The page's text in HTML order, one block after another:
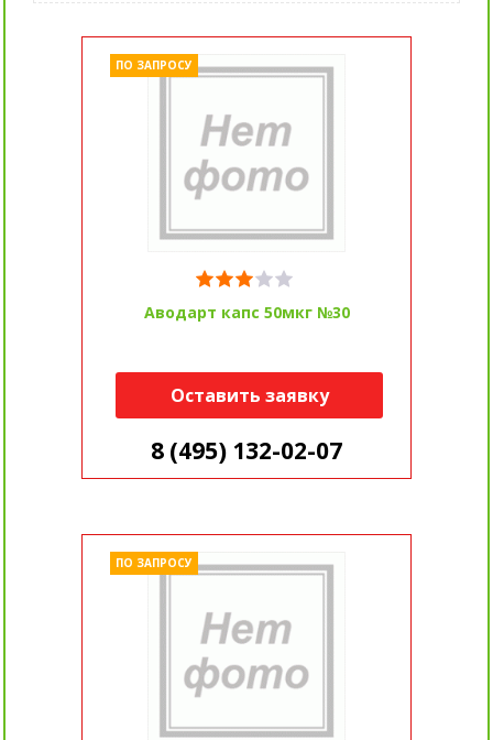
Аводарт капс 50мкг №30
ПО ЗАПРОСУ
Оставить заявку
8 (495) 132-02-07
ПО ЗАПРОСУ